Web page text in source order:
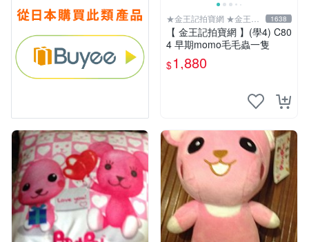
★金王記拍寶網 ★金王記
拍寶趣
1638
【 金王記拍寶網 】(學4) C80
4 早期momo毛毛蟲一隻
$1,880